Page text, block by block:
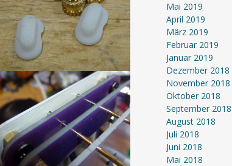
Mai 2019
April 2019
März 2019
Februar 2019
Januar 2019
Dezember 2018
November 2018
Oktober 2018
September 2018
August 2018
Juli 2018
Juni 2018
Mai 2018